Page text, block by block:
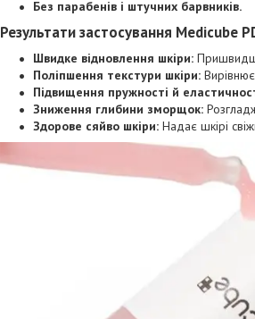
Без парабенів і штучних барвників.
Результати застосування Medicube
Швидке відновлення шкіри:
Поліпшення текстури шкіри:
Підвищення пружності й
Зниження глибини зморщок:
Здорове сяйво шкіри: Надає шкірі